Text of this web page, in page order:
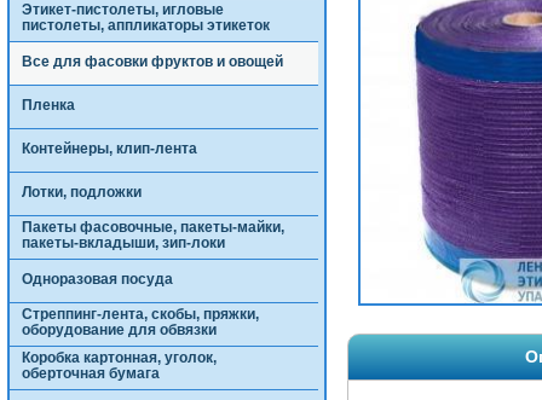
Этикет-пистолеты, игловые
пистолеты, аппликаторы этикеток
Все для фасовки фруктов и овощей
Пленка
Контейнеры, клип-лента
Лотки, подложки
Пакеты фасовочные, пакеты-майки,
пакеты-вкладыши, зип-локи
Одноразовая посуда
Стреппинг-лента, скобы, пряжки,
оборудование для обвязки
Коробка картонная, уголок,
оберточная бумага